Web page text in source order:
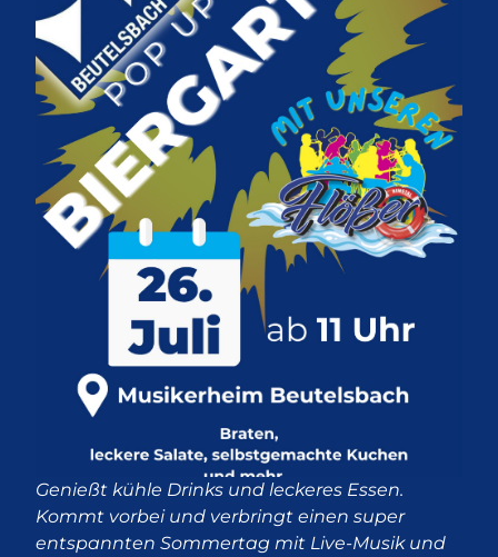
Genießt kühle Drinks und leckeres Essen.
Kommt vorbei und verbringt einen super
entspannten Sommertag mit Live-Musik und